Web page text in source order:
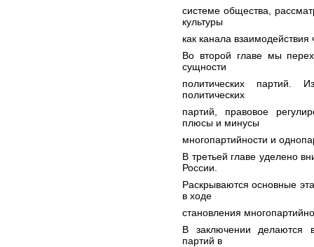
системе общества,
культуры
как канала
Во второй главе мы
сущности
политических партий.
политических
партий, правовое
плюсы и минусы
многопартийности и
В третьей главе уделено
России.
Раскрываются основные
в ходе
становления
В заключении делаются
партий в